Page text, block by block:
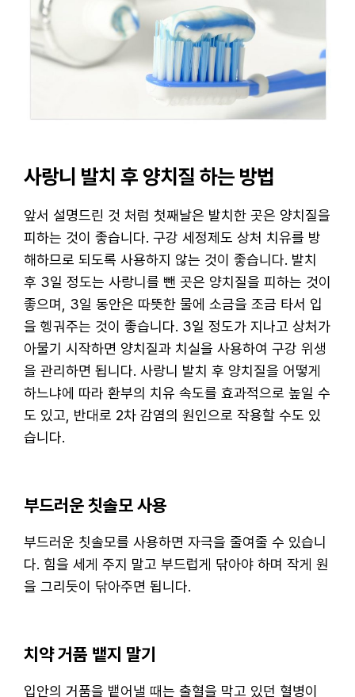
사랑니 발치 후 양치질 하는 방법
앞서 설명드린 것 처럼 첫째날은 발치한 곳은 양치질을
피하는 것이 좋습니다. 구강 세정제도 상처 치유를 방
해하므로 되도록 사용하지 않는 것이 좋습니다. 발치
후 3일 정도는 사랑니를 뺀 곳은 양치질을 피하는 것이
좋으며, 3일 동안은 따뜻한 물에 소금을 조금 타서 입
을 헹궈주는 것이 좋습니다. 3일 정도가 지나고 상처가
아물기 시작하면 양치질과 치실을 사용하여 구강 위생
을 관리하면 됩니다. 사랑니 발치 후 양치질을 어떻게
하느냐에 따라 환부의 치유 속도를 효과적으로 높일 수
도 있고, 반대로 2차 감염의 원인으로 작용할 수도 있
습니다.
부드러운 칫솔모 사용
부드러운 칫솔모를 사용하면 자극을 줄여줄 수 있습니
다. 힘을 세게 주지 말고 부드럽게 닦아야 하며 작게 원
을 그리듯이 닦아주면 됩니다.
치약 거품 뱉지 말기
입안의 거품을 뱉어낼 때는 출혈을 막고 있던 혈병이